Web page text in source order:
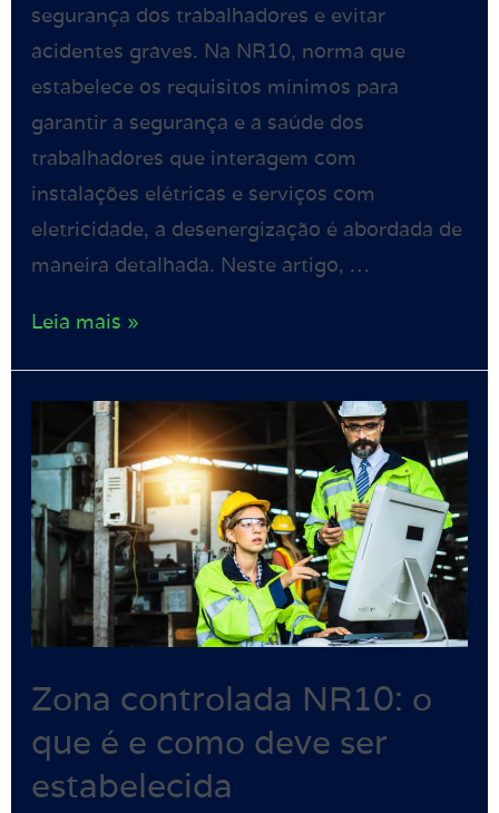
segurança dos trabalhadores e evitar
acidentes graves. Na NR10, norma que
estabelece os requisitos mínimos para
garantir a segurança e a saúde dos
trabalhadores que interagem com
instalações elétricas e serviços com
eletricidade, a desenergização é abordada de
maneira detalhada. Neste artigo, …
Leia mais »
Zona controlada NR10: o
que é e como deve ser
estabelecida